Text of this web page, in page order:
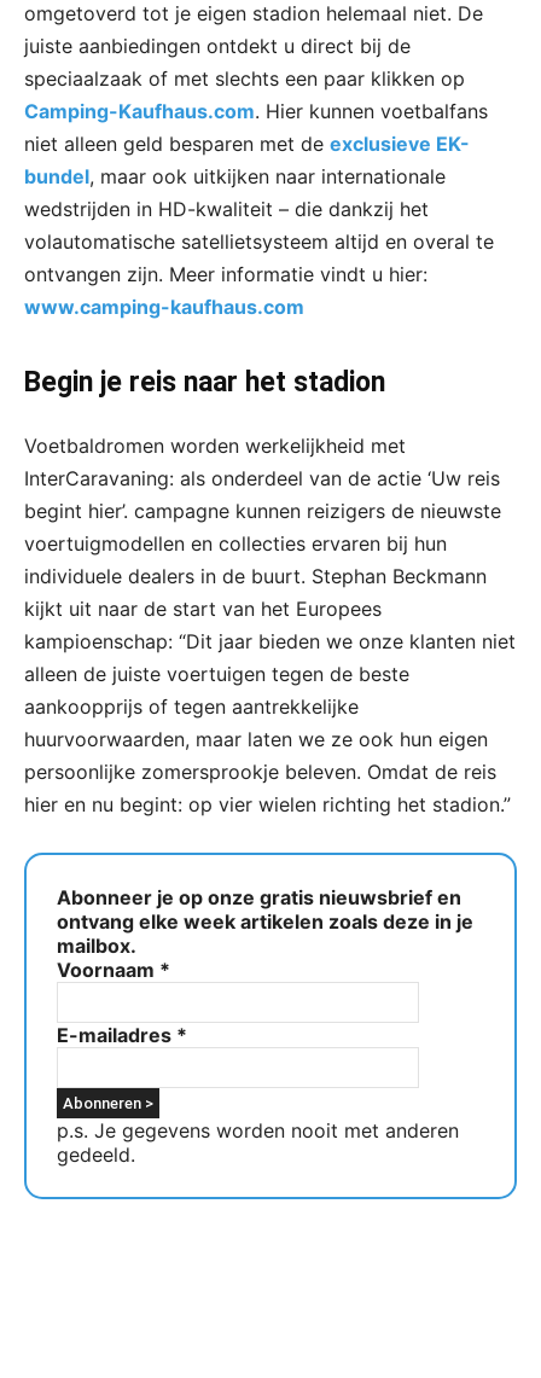
omgetoverd tot je eigen stadion helemaal niet. De
juiste aanbiedingen ontdekt u direct bij de
speciaalzaak of met slechts een paar klikken op
Camping-Kaufhaus.com. Hier kunnen voetbalfans
niet alleen geld besparen met de exclusieve EK-
bundel, maar ook uitkijken naar internationale
wedstrijden in HD-kwaliteit – die dankzij het
volautomatische satellietsysteem altijd en overal te
ontvangen zijn. Meer informatie vindt u hier:
www.camping-kaufhaus.com
Begin je reis naar het stadion
Voetbaldromen worden werkelijkheid met
InterCaravaning: als onderdeel van de actie ‘Uw reis
begint hier’. campagne kunnen reizigers de nieuwste
voertuigmodellen en collecties ervaren bij hun
individuele dealers in de buurt. Stephan Beckmann
kijkt uit naar de start van het Europees
kampioenschap: “Dit jaar bieden we onze klanten niet
alleen de juiste voertuigen tegen de beste
aankoopprijs of tegen aantrekkelijke
huurvoorwaarden, maar laten we ze ook hun eigen
persoonlijke zomersprookje beleven. Omdat de reis
hier en nu begint: op vier wielen richting het stadion.”
Abonneer je op onze gratis nieuwsbrief en
ontvang elke week artikelen zoals deze in je
mailbox.
Voornaam *
E-mailadres *
p.s. Je gegevens worden nooit met anderen
gedeeld.